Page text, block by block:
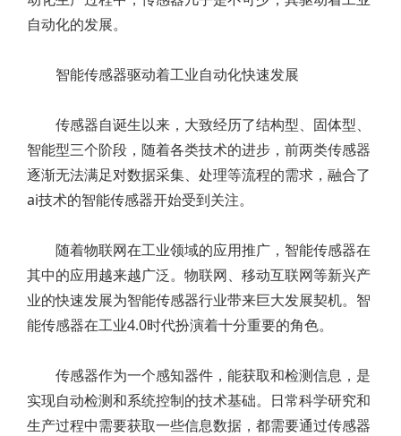
自动化的发展。
智能传感器驱动着工业自动化快速发展
传感器自诞生以来，大致经历了结构型、固体型、
智能型三个阶段，随着各类技术的进步，前两类传感器
逐渐无法满足对数据采集、处理等流程的需求，融合了
ai技术的智能传感器开始受到关注。
随着物联网在工业领域的应用推广，智能传感器在
其中的应用越来越广泛。物联网、移动互联网等新兴产
业的快速发展为智能传感器行业带来巨大发展契机。智
能传感器在工业4.0时代扮演着十分重要的角色。
传感器作为一个感知器件，能获取和检测信息，是
实现自动检测和系统控制的技术基础。日常科学研究和
生产过程中需要获取一些信息数据，都需要通过传感器